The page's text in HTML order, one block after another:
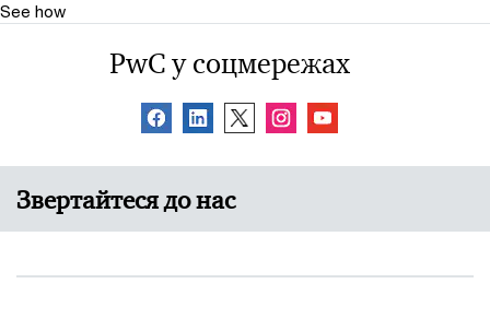
See how
PwC у соцмережах
Звертайтеся до нас